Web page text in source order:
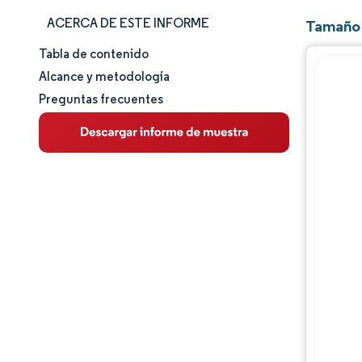
ACERCA DE ESTE INFORME
Tamaño y cuota de mercado
Análisis de mercado
Tendencias e ideas
Tabla de contenido
Alcance y metodología
Preguntas frecuentes